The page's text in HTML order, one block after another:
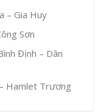
– Gia Huy
Sơn
Định – Dân
Hamlet Trương